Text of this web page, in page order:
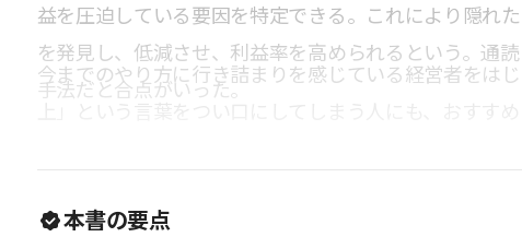
益を圧迫している要因を特定できる。これにより隠れ
を発見し、低減させ、利益率を高められるという。通
手法だと合点がいった。
今までのやり方に行き詰まりを感じている経営者をは
本書の要点